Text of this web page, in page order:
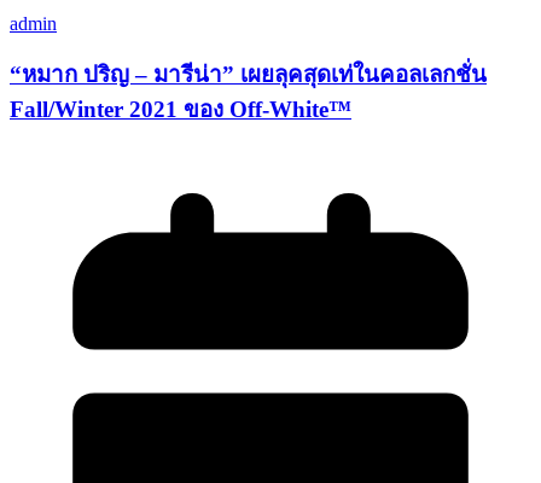
admin
“หมาก ปริญ – มารีน่า” เผยลุคสุดเท่ในคอลเลกชั่น
Fall/Winter 2021 ของ Off-White™